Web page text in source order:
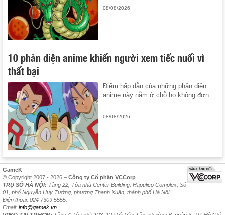
08/08/2026
10 phản diện anime khiến người xem tiếc nuối vì
thất bại
Điểm hấp dẫn của những phản diện
anime này nằm ở chỗ họ không đơn
...
08/08/2026
GameK
© Copyright 2007 - 2026 – Công ty Cổ phần VCCorp
TRỤ SỞ HÀ NỘI: Tầng 22, Tòa nhà Center Building, Hapulico Complex, Số
01, phố Nguyễn Huy Tưởng, phường Thanh Xuân, thành phố Hà Nội.
Điện thoại: 024 7309 5555.
Email: info@gamek.vn